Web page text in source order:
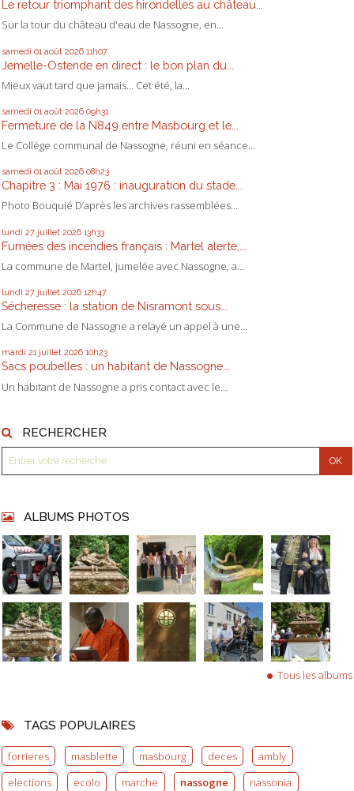
Le retour triomphant des hirondelles au château...
Sur la tour du château d'eau de Nassogne, en...
samedi 01 août 2026 11h07
Jemelle-Ostende en direct : le bon plan du...
Mieux vaut tard que jamais... Cet été, la...
samedi 01 août 2026 09h31
Fermeture de la N849 entre Masbourg et le...
Le Collège communal de Nassogne, réuni en séance...
samedi 01 août 2026 08h23
Chapitre 3 : Mai 1976 : inauguration du stade...
Photo Bouquié D’après les archives rassemblées...
lundi 27 juillet 2026 13h33
Fumées des incendies français : Martel alerte,...
La commune de Martel, jumelée avec Nassogne, a...
lundi 27 juillet 2026 12h47
Sécheresse : la station de Nisramont sous...
La Commune de Nassogne a relayé un appel à une...
mardi 21 juillet 2026 10h23
Sacs poubelles : un habitant de Nassogne...
Un habitant de Nassogne a pris contact avec le...
RECHERCHER
ALBUMS PHOTOS
Tous les albums
TAGS POPULAIRES
forrieres masblette masbourg deces
ambly
elections
ecolo marche nassogne nassonia